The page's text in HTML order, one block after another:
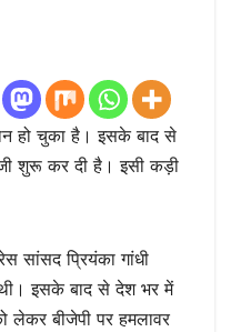
हो चुका है। इसके बाद से
शुरू कर दी है। इसी कड़ी
सांसद प्रियंका गांधी
थी। इसके बाद से देश भर में
लेकर बीजेपी पर हमलावर